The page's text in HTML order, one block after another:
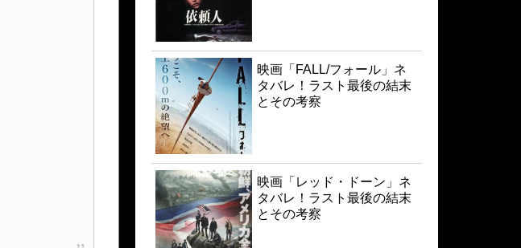
映画「FALL/フォール」ネ
タバレ！ラスト最後の結末
とその考察
映画「レッド・ドーン」ネ
タバレ！ラスト最後の結末
とその考察